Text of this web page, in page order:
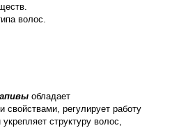
волос.
обладает
свойствами, регулирует работу
структуру волос,